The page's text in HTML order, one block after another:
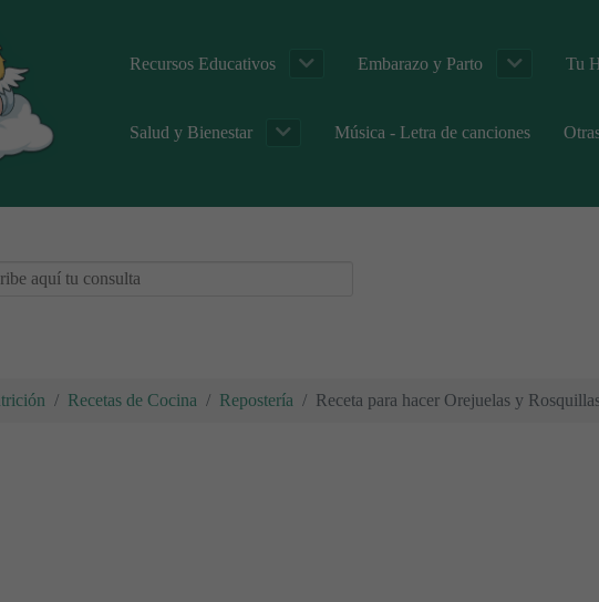
Recursos Educativos Embarazo y Parto Tu
Salud y Bienestar Música - Letra de canciones
Recetas de Cocina Repostería Receta para hacer Orejuelas y